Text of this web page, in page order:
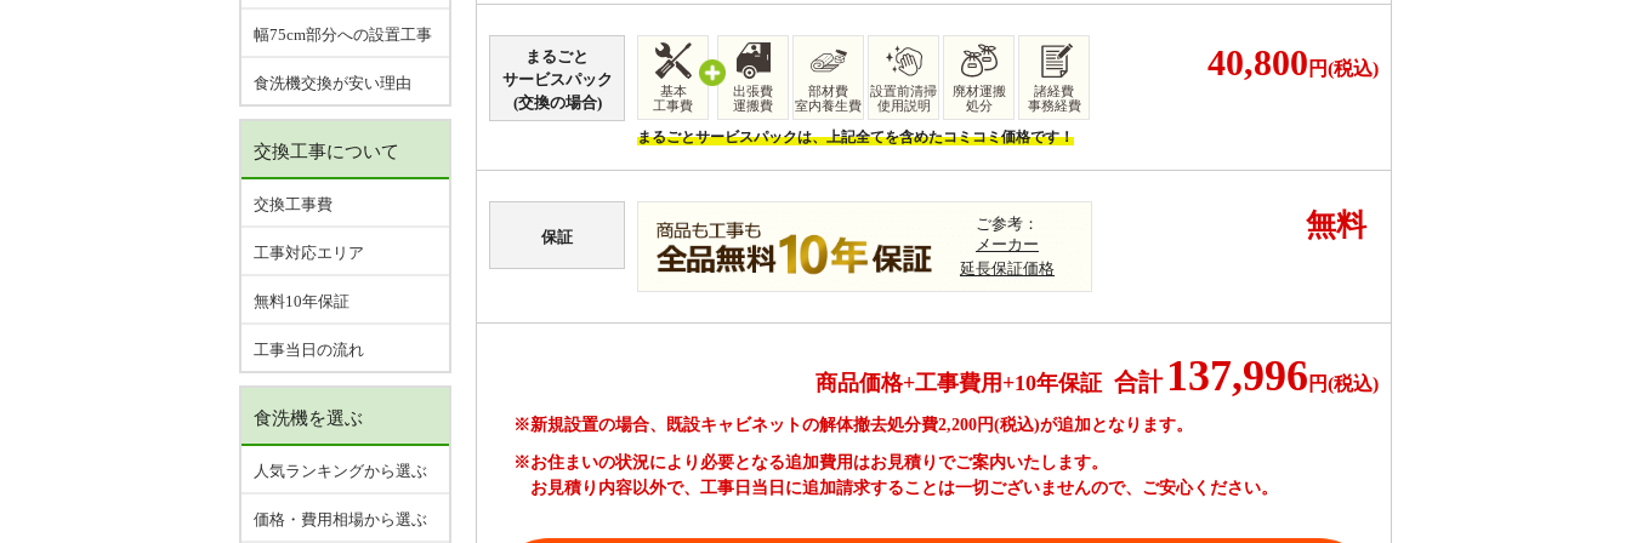
まるごと
サービスパック
(交換の場合)
基本
工事費
出張費
運搬費
部材費
室内養生費
設置前清掃
使用説明
廃材運搬
処分
諸経費
事務経費
まるごとサービスパックは、上記全てを含めたコミコミ価格です！
40,800 円(税込)
保証
ご参考：
メーカー
延長保証価格
無料
商品価格+工事費用+10年保証 合計 137,996 円(税込)
※新規設置の場合、既設キャビネットの解体撤去処分費2,200 円(税込)が追加となります。
※お住まいの状況により必要となる追加費用はお見積りでご案内いたします。
お見積り内容以外で、工事日当日に追加請求することは一切ございませんので、ご安心ください。
幅75cm部分への設置工事
食洗機交換が安い理由
交換工事について
交換工事費
工事対応エリア
無料10年保証
工事当日の流れ
食洗機を選ぶ
人気ランキングから選ぶ
価格・費用相場から選ぶ